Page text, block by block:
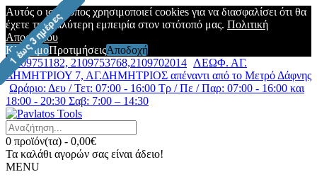
Αυτός ο ιστότοπος χρησιμοποιεί cookies για να διασφαλίσει ότι θα
έχετε την καλύτερη εμπειρία στον ιστότοπό μας. Πολιτική
Απορρήτου
ΚλείσιμοΠροτιμήσειςΑποδοχή
2109751182, 2109753768,2109702014 ΛΕΩΦ. ΑΓ.
ΔΗΜΗΤΡΙΟΥ 7, ΑΓ.ΔΗΜΗΤΡΙΟΣ απέναντι από το Μετρό Δάφνης
Ωράριο: Δευ / Τετ: 07:00 - 16:00 Τρ / Πε / Παρ: 07:00 - 16:00 και
18:00 - 20:30 Σαβ: 7:00 – 14:30
0 προϊόν(τα) - 0,00€
Τα καλάθι αγορών σας είναι άδειο!
MENU